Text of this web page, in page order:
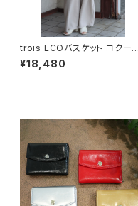
trois ECOバスケット コクーン
パンツ（T251-87068）
¥18,480